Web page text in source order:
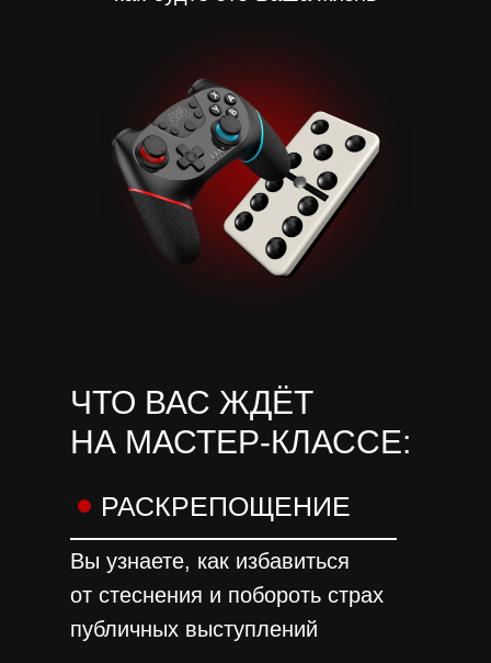
Вы узнаете, как избавиться
от стеснения и побороть страх
публичных выступлений
ЧТО ВАС ЖДЁТ
НА МАСТЕР-КЛАССЕ:
РАСКРЕПОЩЕНИЕ